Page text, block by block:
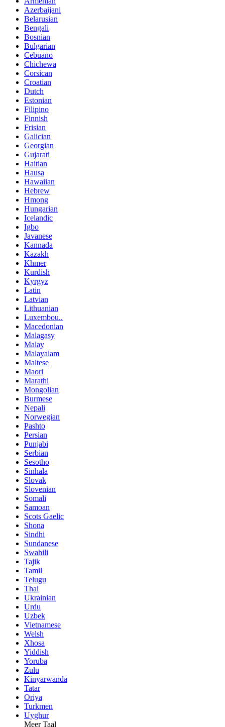
Azerbaijani
Belarusian
Bengali
Bosnian
Bulgarian
Cebuano
Chichewa
Corsican
Croatian
Dutch
Estonian
Filipino
Finnish
Frisian
Galician
Georgian
Gujarati
Haitian
Hausa
Hawaiian
Hebrew
Hmong
Hungarian
Icelandic
Igbo
Javanese
Kannada
Kazakh
Khmer
Kurdish
Kyrgyz
Latin
Latvian
Lithuanian
Luxembou..
Macedonian
Malagasy
Malay
Malayalam
Maltese
Maori
Marathi
Mongolian
Burmese
Nepali
Norwegian
Pashto
Persian
Punjabi
Serbian
Sesotho
Sinhala
Slovak
Slovenian
Somali
Samoan
Scots Gaelic
Shona
Sindhi
Sundanese
Swahili
Tajik
Tamil
Telugu
Thai
Ukrainian
Urdu
Uzbek
Vietnamese
Welsh
Xhosa
Yiddish
Yoruba
Zulu
Kinyarwanda
Tatar
Oriya
Turkmen
Uyghur
Meer Taal